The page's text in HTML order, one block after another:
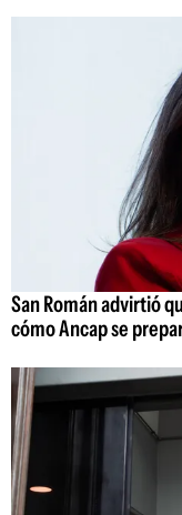
San Román advirtió
cómo Ancap se